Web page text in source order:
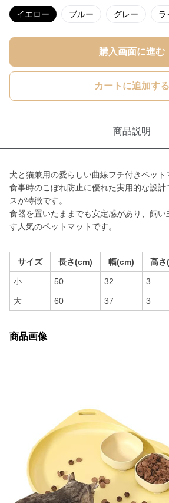
イエロー ブルー グレー ラ
購入画面に進む
カートに追加する
商品説明
犬と猫兼用の愛らしい曲線フチ付きペット
食事時のこぼれ防止に優れた実用的な設
スが特徴です。
食器を置いたままでも安定感があり、飼い
す人気のペットマットです。
サイズ 長さ(cm) 幅(cm) 高さ
小 50 32 3
大 60 37 3
商品画像